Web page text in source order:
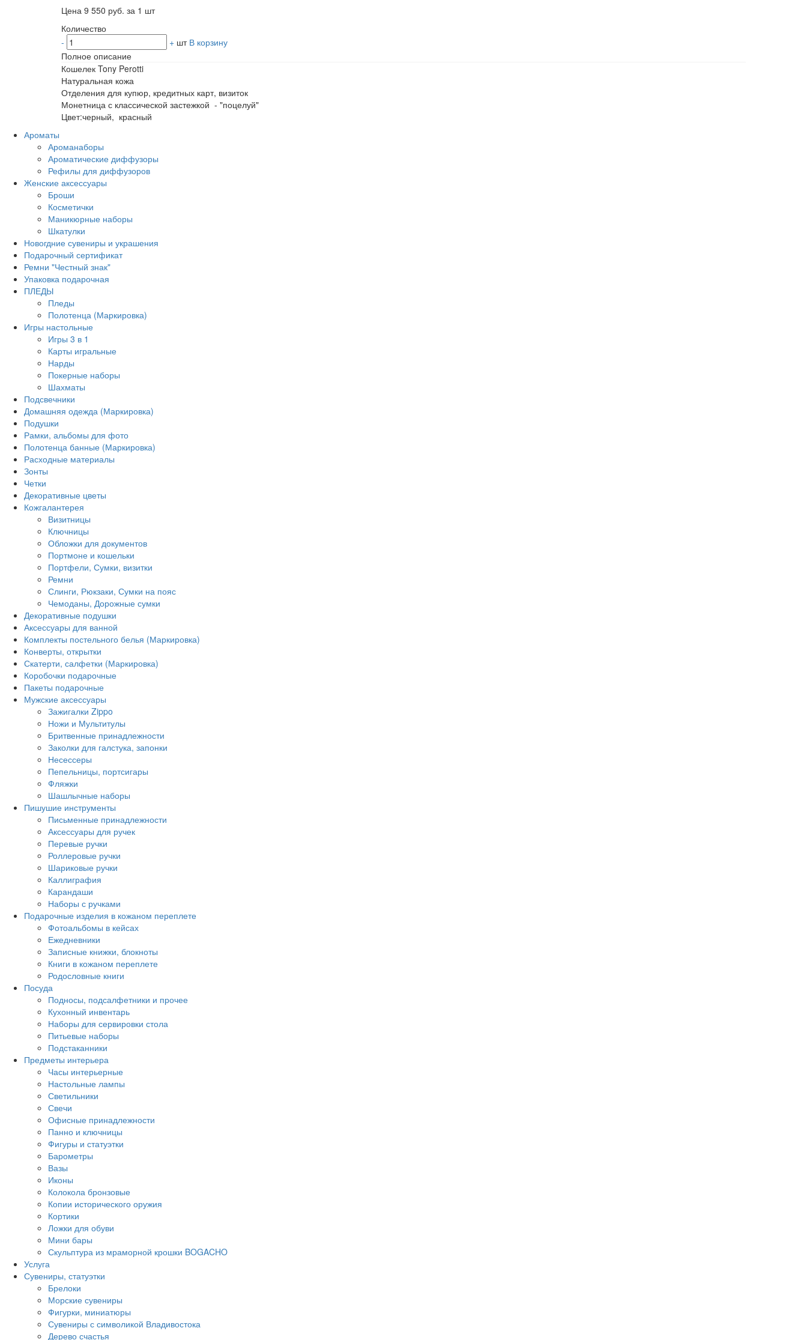
Цена 9 550 руб. за 1 шт
Количество
-
+ шт В корзину
Полное описание
Кошелек Tony Perotti
Натуральная кожа
Отделения для купюр, кредитных карт, визиток
Монетница с классической застежкой - "поцелуй"
Цвет:черный, красный
Ароматы
Ароманаборы
Ароматические диффузоры
Рефилы для диффузоров
Женские аксессуары
Броши
Косметички
Маникюрные наборы
Шкатулки
Новогдние сувениры и украшения
Подарочный сертификат
Ремни "Честный знак"
Упаковка подарочная
ПЛЕДЫ
Пледы
Полотенца (Маркировка)
Игры настольные
Игры 3 в 1
Карты игральные
Нарды
Покерные наборы
Шахматы
Подсвечники
Домашняя одежда (Маркировка)
Подушки
Рамки, альбомы для фото
Полотенца банные (Маркировка)
Расходные материалы
Зонты
Четки
Декоративные цветы
Кожгалантерея
Визитницы
Ключницы
Обложки для документов
Портмоне и кошельки
Портфели, Сумки, визитки
Ремни
Слинги, Рюкзаки, Сумки на пояс
Чемоданы, Дорожные сумки
Декоративные подушки
Аксессуары для ванной
Комплекты постельного белья (Маркировка)
Конверты, открытки
Скатерти, салфетки (Маркировка)
Коробочки подарочные
Пакеты подарочные
Мужские аксессуары
Зажигалки Zippo
Ножи и Мультитулы
Бритвенные принадлежности
Заколки для галстука, запонки
Несессеры
Пепельницы, портсигары
Фляжки
Шашлычные наборы
Пишушие инструменты
Письменные принадлежности
Аксессуары для ручек
Перевые ручки
Роллеровые ручки
Шариковые ручки
Каллиграфия
Карандаши
Наборы с ручками
Подарочные изделия в кожаном переплете
Фотоальбомы в кейсах
Ежедневники
Записные книжки, блокноты
Книги в кожаном переплете
Родословные книги
Посуда
Подносы, подсалфетники и прочее
Кухонный инвентарь
Наборы для сервировки стола
Питьевые наборы
Подстаканники
Предметы интерьера
Часы интерьерные
Настольные лампы
Светильники
Свечи
Офисные принадлежности
Панно и ключницы
Фигуры и статуэтки
Барометры
Вазы
Иконы
Колокола бронзовые
Копии исторического оружия
Кортики
Ложки для обуви
Мини бары
Скульптура из мраморной крошки BOGACHO
Услуга
Сувениры, статуэтки
Брелоки
Морские сувениры
Фигурки, миниатюры
Сувениры с символикой Владивостока
Дерево счастья